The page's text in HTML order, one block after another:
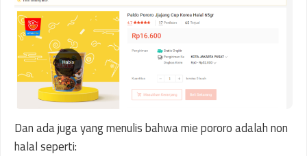
Dan ada juga yang menulis bahwa mie pororo adalah non
halal seperti: